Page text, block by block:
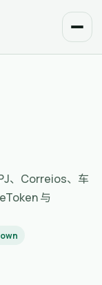
、Correios、车
与